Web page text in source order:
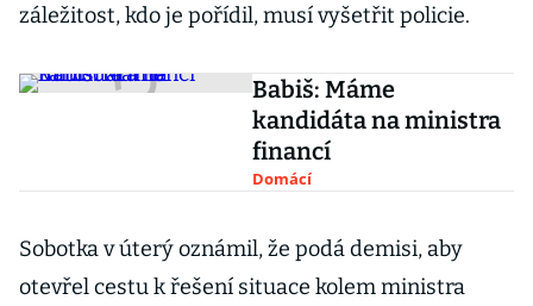
záležitost, kdo je pořídil, musí vyšetřit policie.
Babiš: Máme
kandidáta na ministra
financí
Domácí
Sobotka v úterý oznámil, že podá demisi, aby
otevřel cestu k řešení situace kolem ministra